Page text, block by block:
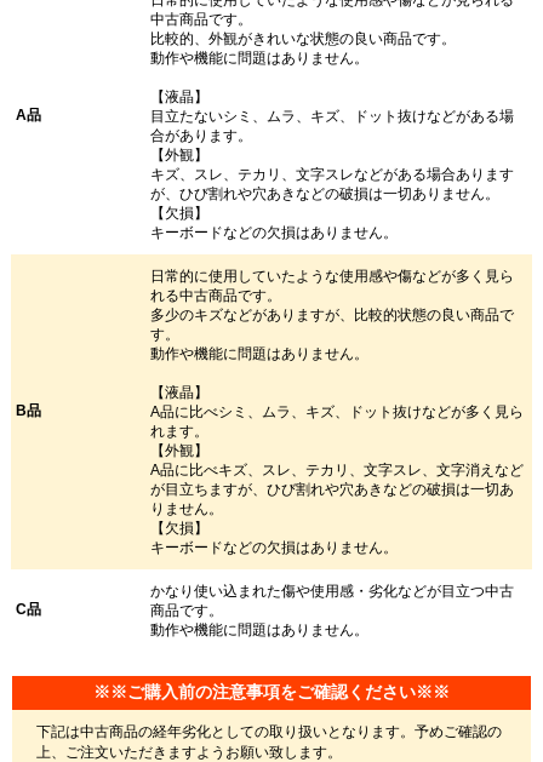
A品
中古商品です。
比較的、外観がきれいな状態の良い商品です。
動作や機能に問題はありません。
【液晶】
目立たないシミ、ムラ、キズ、ドット抜けなどがある場
合があります。
【外観】
キズ、スレ、テカリ、文字スレなどがある場合あります
が、ひび割れや穴あきなどの破損は一切ありません。
【欠損】
キーボードなどの欠損はありません。
B品
日常的に使用していたような使用感や傷などが多く見ら
れる中古商品です。
多少のキズなどがありますが、比較的状態の良い商品で
す。
動作や機能に問題はありません。
【液晶】
A品に比べシミ、ムラ、キズ、ドット抜けなどが多く見ら
れます。
【外観】
A品に比べキズ、スレ、テカリ、文字スレ、文字消えなど
が目立ちますが、ひび割れや穴あきなどの破損は一切あ
りません。
【欠損】
キーボードなどの欠損はありません。
C品
かなり使い込まれた傷や使用感・劣化などが目立つ中古
商品です。
動作や機能に問題はありません。
※※ご購入前の注意事項をご確認ください※※
下記は中古商品の経年劣化としての取り扱いとなります。予めご確認の
上、ご注文いただきますようお願い致します。